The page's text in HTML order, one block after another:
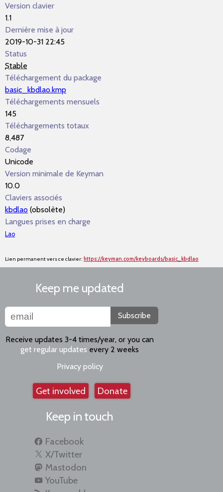
Version clavier
1.1
Dernière mise à jour
2019-10-31 22:45
Status
Stable
Téléchargement du package
basic_kbdlao.kmp
Téléchargements mensuels
145
Téléchargements totaux
8,487
Codage
Unicode
Version minimale de Keyman
10.0
Claviers associés
kbdlao (obsolète)
Langues prises en charge
Lao
Lien permanent vers ce clavier: https://keyman.com/keyboards/basic_kbdlao
Keep me updated
Subscribe
Receive updates 3-4 times/year, or you can
get regular updates every 2 weeks
Privacy policy
Get involved Donate
Keep in touch
Facebook
X/Twitter
Mastodon
YouTube